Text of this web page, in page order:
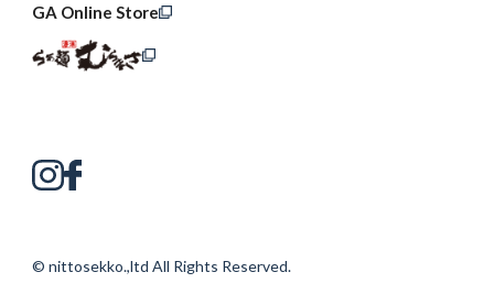
GA Online Store
© nittosekko.,ltd All Rights Reserved.